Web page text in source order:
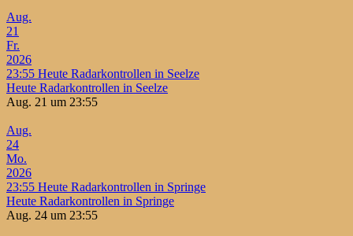
Aug.
21
Fr.
2026
23:55 Heute Radarkontrollen in Seelze
Heute Radarkontrollen in Seelze
Aug. 21 um 23:55
Aug.
24
Mo.
2026
23:55 Heute Radarkontrollen in Springe
Heute Radarkontrollen in Springe
Aug. 24 um 23:55